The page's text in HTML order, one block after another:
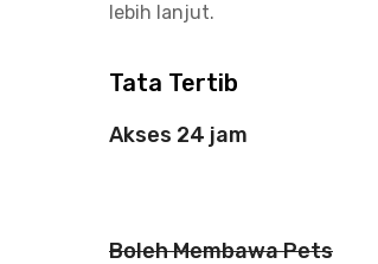
lebih lanjut.
Tata Tertib
Akses 24 jam
Boleh Membawa Pets